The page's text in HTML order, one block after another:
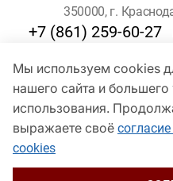
Мы используем cookies
нашего сайта и большего
использования.
выражаете своё
cookies
350000, г.
+7 (861) 259-60-27
Для
©
Сетевое издание «kubnews»
службой по надзору в сфере
и массовых коммуникаций